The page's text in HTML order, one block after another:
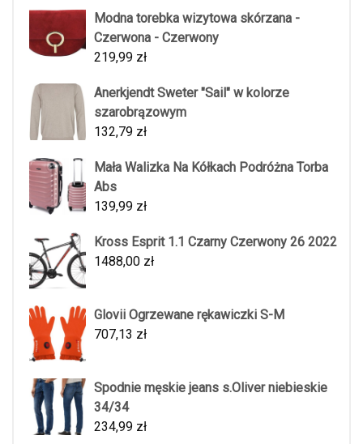
Modna torebka wizytowa skórzana -
Czerwona - Czerwony
219,99 zł
Anerkjendt Sweter "Sail" w kolorze
szarobrązowym
132,79 zł
Mała Walizka Na Kółkach Podróżna Torba
Abs
139,99 zł
Kross Esprit 1.1 Czarny Czerwony 26 2022
1488,00 zł
Glovii Ogrzewane rękawiczki S-M
707,13 zł
Spodnie męskie jeans s.Oliver niebieskie
34/34
234,99 zł